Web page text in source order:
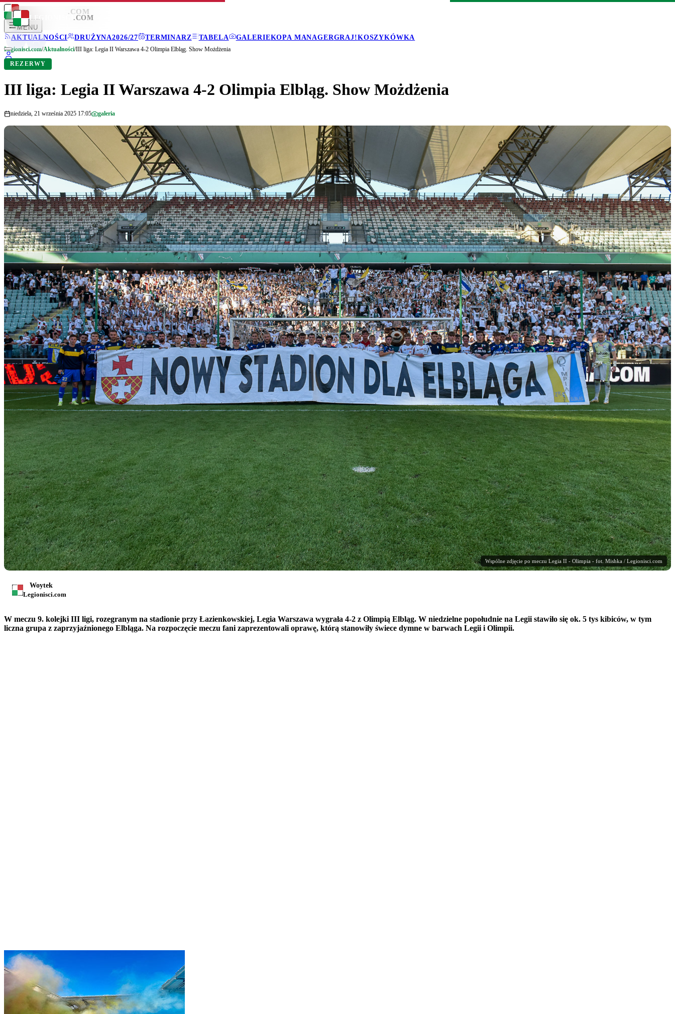
LEGIONISCI .COM
MENU
AKTUALNOŚCI
DRUŻYNA2026/27 TERMINARZ TABELA GALERIEKOPA MANAGERGRAJ!KOSZYKÓWKA
LEGIONISCI .COM
Legionisci.com/Aktualności/III liga: Legia II Warszawa 4-2 Olimpia Elbląg. Show Możdżenia
REZERWY
III liga: Legia II Warszawa 4-2 Olimpia Elbląg. Show Możdżenia
niedziela, 21 września 2025 17:05 galeria
Wspólne zdjęcie po meczu Legia II - Olimpia - fot. Mishka / Legionisci.com
Woytek
Legionisci.com
W meczu 9. kolejki III ligi, rozegranym na stadionie przy Łazienkowskiej, Legia Warszawa wygrała 4-2 z Olimpią Elbląg. W niedzielne popołudnie na Legii stawiło się ok. 5 tys kibiców, w tym
liczna grupa z zaprzyjaźnionego Elbląga. Na rozpoczęcie meczu fani zaprezentowali oprawę, którą stanowiły świece dymne w barwach Legii i Olimpii.